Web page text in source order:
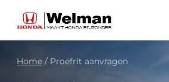
Modellen
Home / Proefrit aanvragen